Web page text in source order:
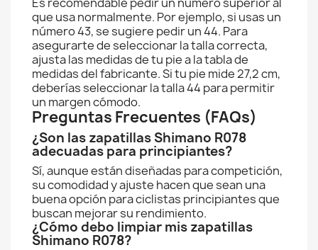
que usa normalmente. Por ejemplo, si usas un
número 43, se sugiere pedir un 44. Para
asegurarte de seleccionar la talla correcta,
ajusta las medidas de tu pie a la tabla de
medidas del fabricante. Si tu pie mide 27,2 cm,
deberías seleccionar la talla 44 para permitir
un margen cómodo.
Preguntas Frecuentes (FAQs)
¿Son las zapatillas Shimano R078
adecuadas para principiantes?
Sí, aunque están diseñadas para competición,
su comodidad y ajuste hacen que sean una
buena opción para ciclistas principiantes que
buscan mejorar su rendimiento.
¿Cómo debo limpiar mis zapatillas
Shimano R078?